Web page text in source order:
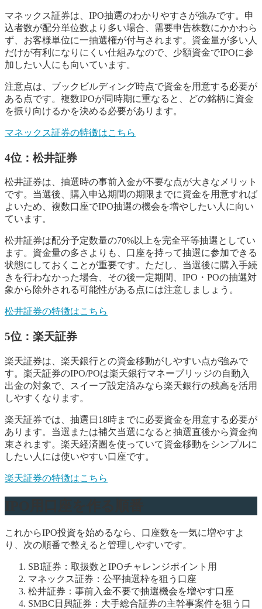
マネックス証券は、IPO抽選のわかりやすさが強みです。申
込者数が配分単位数より多い場合、需要申告株数にかかわら
ず、お客様単位に一抽選権が付与されます。資金量が多い人
だけが有利になりにくい仕組みなので、少額資金でIPOに参
加したい人にも向いています。
注意点は、ブックビルディング時点で資金を用意する必要が
ある点です。複数IPOが同時期に重なると、どの銘柄に資金
を振り向けるかを決める必要があります。
マネックス証券の特徴はこちら
4位：松井証券
松井証券は、抽選時の事前入金が不要な点が大きなメリット
です。当選後、購入申込期間の期限までに資金を用意すれば
よいため、複数口座でIPO抽選の機会を増やしたい人に向い
ています。
松井証券は配分予定数量の70%以上を完全平等抽選としてい
ます。資金量の多さよりも、口座を持って抽選に参加できる
状態にしておくことが重要です。ただし、当選後に購入手続
きを行わなかった場合、その後一定期間、IPO・POの抽選対
象から除外される可能性がある点には注意しましょう。
松井証券の特徴はこちら
5位：楽天証券
楽天証券は、楽天銀行との資金移動がしやすい点が強みで
す。楽天証券のIPO/POは楽天銀行マネーブリッジの自動入
出金の対象で、スイープ設定済みなら楽天銀行の残高を活用
しやすくなります。
楽天証券では、抽選日18時までに必要資金を用意する必要が
あります。当選または補欠当選になると抽選直後から資金拘
束されます。楽天経済圏を使っていて資金移動をシンプルに
したい人には使いやすい口座です。
楽天証券の特徴はこちら
これからIPO投資を始めるなら、口座数を一気に増やすよ
り、次の順番で整えると管理しやすいです。
SBI証券：取扱数とIPOチャレンジポイント用
マネックス証券：公平抽選枠を狙う口座
松井証券：事前入金不要で抽選機会を増やす口座
SMBC日興証券：大手総合証券の主幹事案件を狙う口